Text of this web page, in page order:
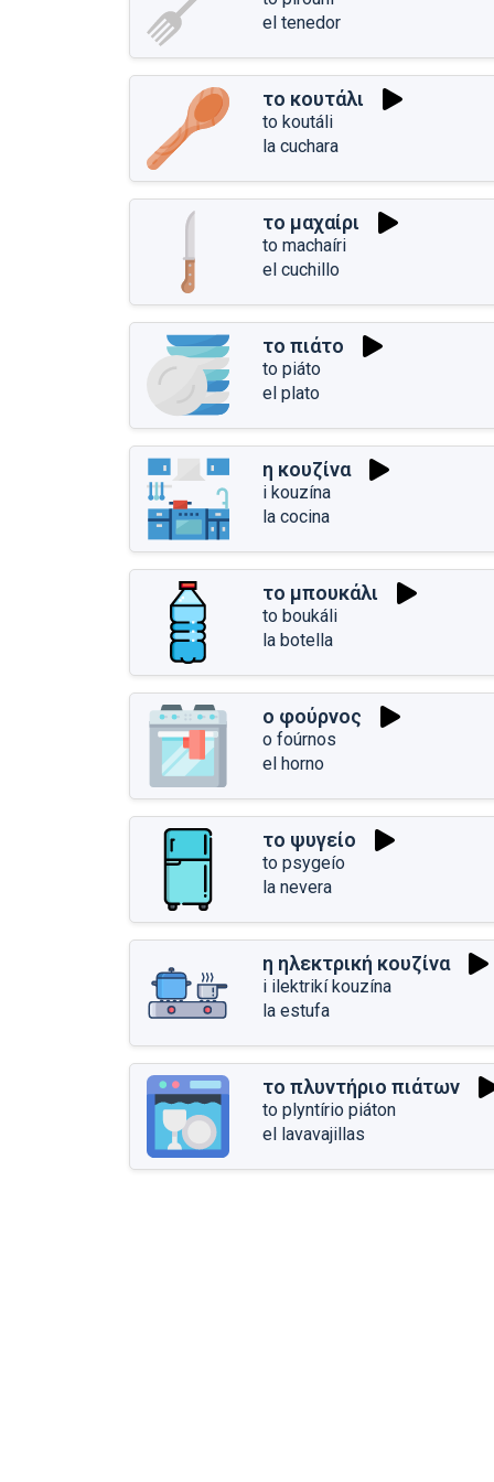
el tenedor
το κουτάλι
to koutáli
la cuchara
το μαχαίρι
to machaíri
el cuchillo
το πιάτο
to piáto
el plato
η κουζίνα
i kouzína
la cocina
το μπουκάλι
to boukáli
la botella
ο φούρνος
o foúrnos
el horno
το ψυγείο
to psygeío
la nevera
η ηλεκτρική κουζίνα
i ilektrikí kouzína
la estufa
το πλυντήριο πιάτων
to plyntírio piáton
el lavavajillas